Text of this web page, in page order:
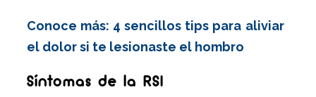
Conoce más: 4 sencillos tips para aliviar
el dolor si te lesionaste el hombro
Síntomas de la RSI